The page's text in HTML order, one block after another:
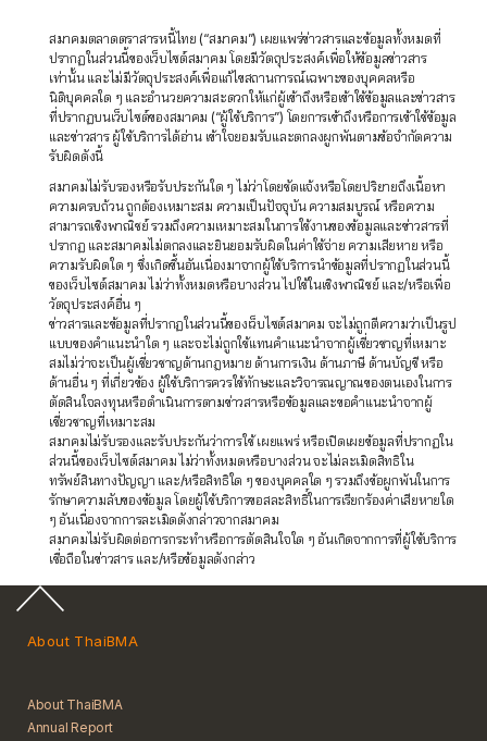
สมาคมตลาดตราสารหนี้ไทย (“สมาคม”) เผยแพร่ข่าวสารและข้อมูลทั้งหมดที่
ปรากฏในส่วนนี้ของเว็บไซต์สมาคม โดยมีวัตถุประสงค์เพื่อให้ข้อมูลข่าวสาร
เท่านั้น และไม่มีวัตถุประสงค์เพื่อแก้ไขสถานการณ์เฉพาะของบุคคลหรือ
นิติบุคคลใด ๆ และอำนวยความสะดวกให้แก่ผู้เข้าถึงหรือเข้าใช้ข้อมูลและข่าวสาร
ที่ปรากฏบนเว็บไซต์ของสมาคม (“ผู้ใช้บริการ”) โดยการเข้าถึงหรือการเข้าใช้ข้อมูล
และข่าวสาร ผู้ใช้บริการได้อ่าน เข้าใจยอมรับและตกลงผูกพันตามข้อจำกัดความ
รับผิดดังนี้
สมาคมไม่รับรองหรือรับประกันใด ๆ ไม่ว่าโดยชัดแจ้งหรือโดยปริยายถึงเนื้อหา
ความครบถ้วน ถูกต้องเหมาะสม ความเป็นปัจจุบัน ความสมบูรณ์ หรือความ
สามารถเชิงพาณิชย์ รวมถึงความเหมาะสมในการใช้งานของข้อมูลและข่าวสารที่
ปรากฏ และสมาคมไม่ตกลงและยินยอมรับผิดในค่าใช้จ่าย ความเสียหาย หรือ
ความรับผิดใด ๆ ซึ่งเกิดขึ้นอันเนื่องมาจากผู้ใช้บริการนำข้อมูลที่ปรากฏในส่วนนี้
ของเว็บไซต์สมาคม ไม่ว่าทั้งหมดหรือบางส่วน ไปใช้ในเชิงพาณิชย์ และ/หรือเพื่อ
วัตถุประสงค์อื่น ๆ
ข่าวสารและข้อมูลที่ปรากฏในส่วนนี้ของเว็บไซต์สมาคม จะไม่ถูกตีความว่าเป็นรูป
แบบของคำแนะนำใด ๆ และจะไม่ถูกใช้แทนคำแนะนำจากผู้เชี่ยวชาญที่เหมาะ
สมไม่ว่าจะเป็นผู้เชี่ยวชาญด้านกฎหมาย ด้านการเงิน ด้านภาษี ด้านบัญชี หรือ
ด้านอื่น ๆ ที่เกี่ยวข้อง ผู้ใช้บริการควรใช้ทักษะและวิจารณญาณของตนเองในการ
ตัดสินใจลงทุนหรือดำเนินการตามข่าวสารหรือข้อมูลและขอคำแนะนำจากผู้
เชี่ยวชาญที่เหมาะสม
สมาคมไม่รับรองและรับประกันว่าการใช้ เผยแพร่ หรือเปิดเผยข้อมูลที่ปรากฏใน
ส่วนนี้ของเว็บไซต์สมาคม ไม่ว่าทั้งหมดหรือบางส่วน จะไม่ละเมิดสิทธิใน
ทรัพย์สินทางปัญญา และ/หรือสิทธิใด ๆ ของบุคคลใด ๆ รวมถึงข้อผูกพันในการ
รักษาความลับของข้อมูล โดยผู้ใช้บริการขอสละสิทธิ์ในการเรียกร้องค่าเสียหายใด
ๆ อันเนื่องจากการละเมิดดังกล่าวจากสมาคม
สมาคมไม่รับผิดต่อการกระทำหรือการตัดสินใจใด ๆ อันเกิดจากการที่ผู้ใช้บริการ
เชื่อถือในข่าวสาร และ/หรือข้อมูลดังกล่าว
About ThaiBMA
About ThaiBMA
Annual Report